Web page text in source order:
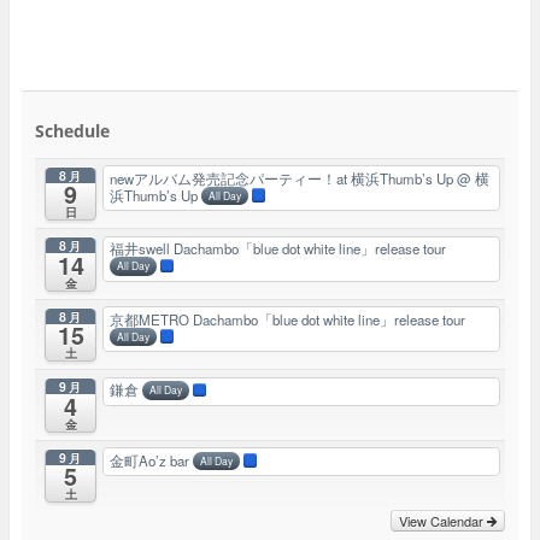
Schedule
8月
9
日
newアルバム発売記念パーティー！at 横浜Thumb’s Up@ 横
浜Thumb’s Up
All Day
8月
14
金
福井swell Dachambo「blue dot white line」release tour
All Day
8月
15
土
京都METRO Dachambo「blue dot white line」release tour
All Day
9月
4
金
鎌倉 All Day
9月
5
土
金町Ao’z bar All Day
View Calendar